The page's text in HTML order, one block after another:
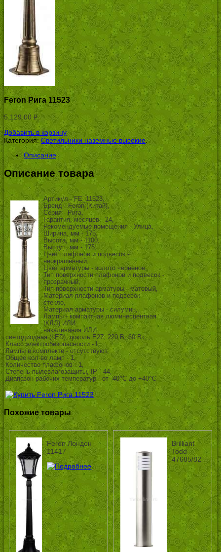
Feron Рига 11523
5,129.00 Р
УБ.
Добавить в корзину
Категория: Светильники наземные высокие.
Описание
Описание товара
Артикул - FE_11523,
Бренд - Feron (Китай),
Серия - Рига,
Гарантия, месяцев - 24,
Рекомендуемые помещения - Улица,
Ширина, мм - 175,
Высота, мм - 1100,
Выступ, мм - 175,
Цвет плафонов и подвесок -
неокрашенный,
Цвет арматуры - золото черненое,
Тип поверхности плафонов и подвесок -
прозрачный,
Тип поверхности арматуры - матовый,
Материал плафонов и подвесок -
стекло,
Материал арматуры - силумин,
Лампы - компактная люминесцентная
(КЛЛ) ИЛИ
накаливания ИЛИ
светодиодная (LED), цоколь E27; 220 В; 60 Вт, ,
Класс электробезопасности - I,
Лампы в комплекте - отсутствуют,
Общее кол-во ламп - 1,
Количество плафонов - 1,
Степень пылевлагозащиты, IP - 44,
Диапазон рабочих температур - от -40^C до +40^C
Похожие товары
Feron Лондон
11417
Brilliant
Todd
47685/82